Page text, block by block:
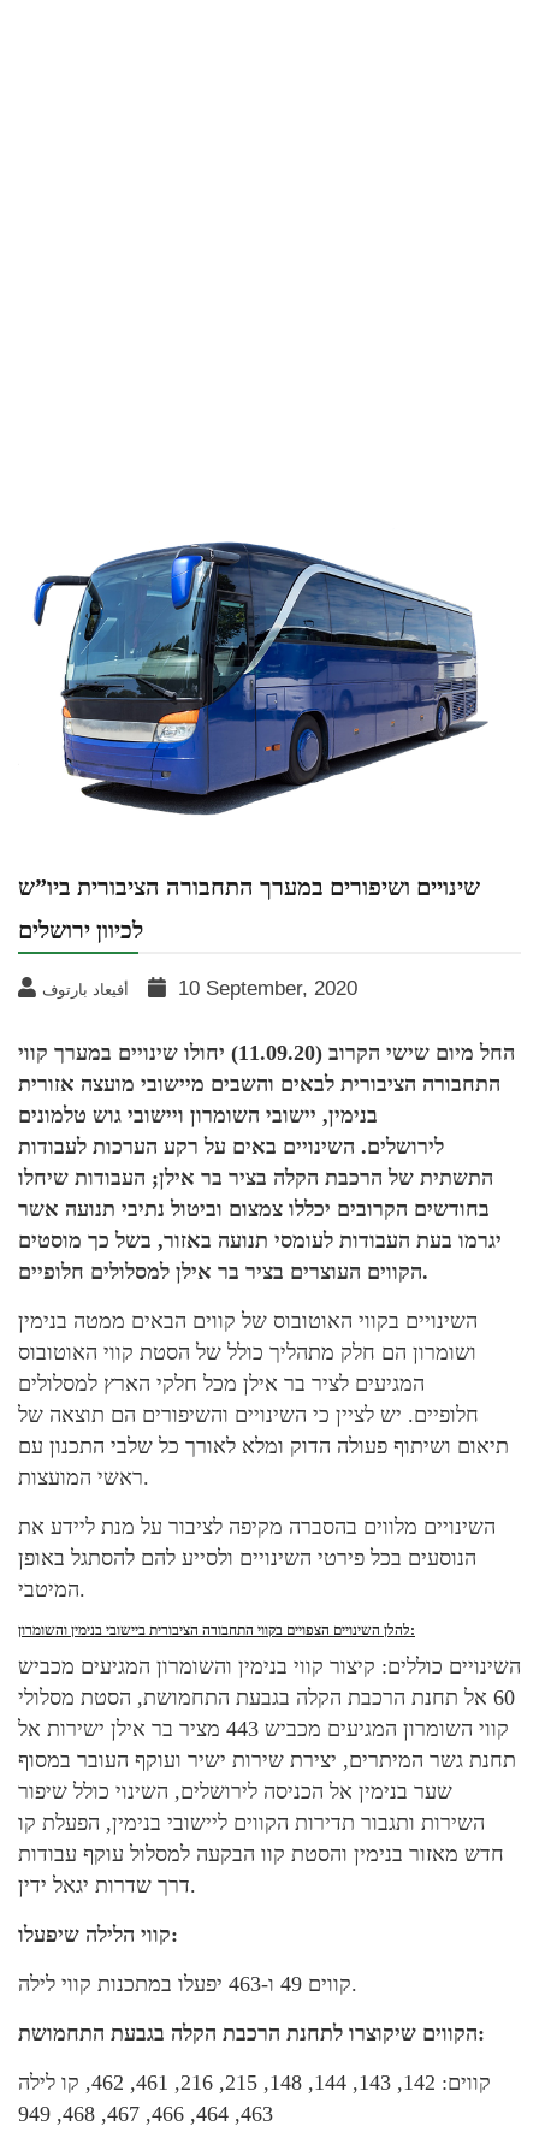
שינויים ושיפורים במערך התחבורה הציבורית ביו”ש
לכיוון ירושלים
أفيعاد بارتوف 10 September, 2020
החל מיום שישי הקרוב (11.09.20) יחולו שינויים במערך קווי
התחבורה הציבורית לבאים והשבים מיישובי מועצה אזורית
בנימין, יישובי השומרון ויישובי גוש טלמונים
לירושלים. השינויים באים על רקע הערכות לעבודות
התשתית של הרכבת הקלה בציר בר אילן; העבודות שיחלו
בחודשים הקרובים יכללו צמצום וביטול נתיבי תנועה אשר
יגרמו בעת העבודות לעומסי תנועה באזור, בשל כך מוסטים
הקווים העוצרים בציר בר אילן למסלולים חלופיים.
השינויים בקווי האוטובוס של קווים הבאים ממטה בנימין
ושומרון הם חלק מתהליך כולל של הסטת קווי האוטובוס
המגיעים לציר בר אילן מכל חלקי הארץ למסלולים
חלופיים. יש לציין כי השינויים והשיפורים הם תוצאה של
תיאום ושיתוף פעולה הדוק ומלא לאורך כל שלבי התכנון עם
ראשי המועצות.
השינויים מלווים בהסברה מקיפה לציבור על מנת ליידע את
הנוסעים בכל פירטי השינויים ולסייע להם להסתגל באופן
המיטבי.
להלן השינויים הצפויים בקווי התחבורה הציבורית ביישובי בנימין והשומרון:
השינויים כוללים: קיצור קווי בנימין והשומרון המגיעים מכביש
60 אל תחנת הרכבת הקלה בגבעת התחמושת, הסטת מסלולי
קווי השומרון המגיעים מכביש 443 מציר בר אילן ישירות אל
תחנת גשר המיתרים, יצירת שירות ישיר ועוקף העובר במסוף
שער בנימין אל הכניסה לירושלים, השינוי כולל שיפור
השירות ותגבור תדירות הקווים ליישובי בנימין, הפעלת קו
חדש מאזור בנימין והסטת קוו הבקעה למסלול עוקף עבודות
דרך שדרות יגאל ידין.
קווי הלילה שיפעלו:
קווים 49 ו-463 יפעלו במתכנות קווי לילה.
הקווים שיקוצרו לתחנת הרכבת הקלה בגבעת התחמושת:
קווים: 142, 143, 144, 148, 215, 216, 461, 462, קו לילה
463, 464, 466, 467, 468, 949